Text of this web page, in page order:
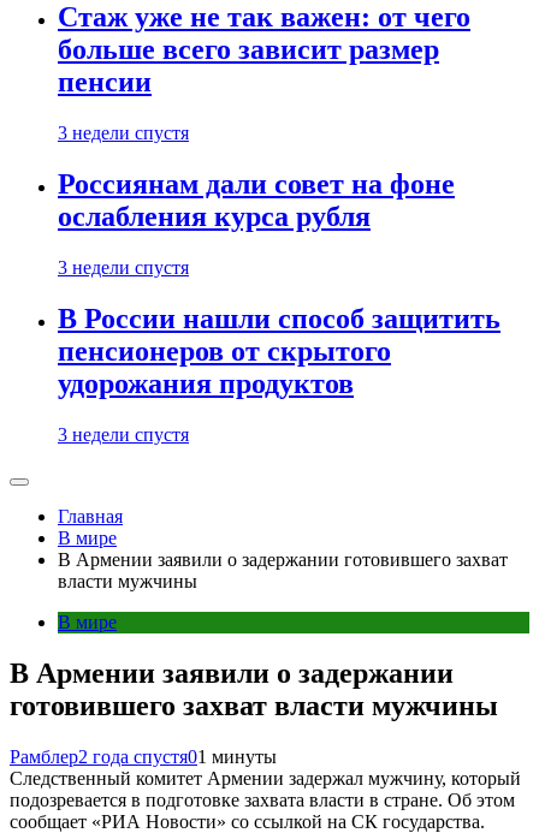
Стаж уже не так важен: от чего
больше всего зависит размер
пенсии
3 недели спустя
Россиянам дали совет на фоне
ослабления курса рубля
3 недели спустя
В России нашли способ защитить
пенсионеров от скрытого
удорожания продуктов
3 недели спустя
Главная
В мире
В Армении заявили о задержании готовившего захват
власти мужчины
В мире
В Армении заявили о задержании
готовившего захват власти мужчины
Рамблер2 года спустя01 минуты
Следственный комитет Армении задержал мужчину, который
подозревается в подготовке захвата власти в стране. Об этом
сообщает «РИА Новости» со ссылкой на СК государства.